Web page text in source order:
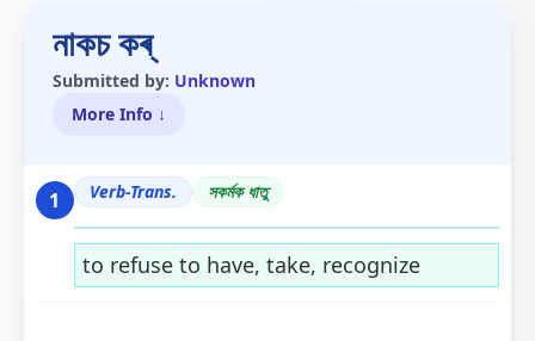
নাকচ কৰ্
Submitted by: Unknown
More Info ↓
1 Verb-Trans. সকৰ্মক ধাতু
to refuse to have, take, recognize